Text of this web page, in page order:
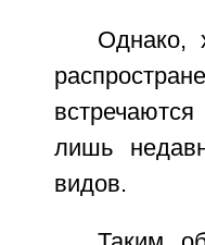
Однако,
лишь
видов.